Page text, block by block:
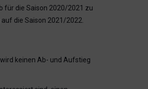
für die Saison 2020/2021 zu
die Saison 2021/2022.
keinen Ab- und Aufstieg